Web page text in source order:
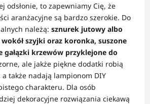
odsłonie, to zapewniamy Cię, że
aranżacyjne są bardzo szerokie. Do
należą: sznurek jutowy albo
szyjki oraz koronka, suszone
gałązki krzewów przyklejone do
ale jakże piękne dodatki robią
a także nadają lampionom DIY
charakteru. Dla osób
dekoracyjne rozwiązania ciekawą